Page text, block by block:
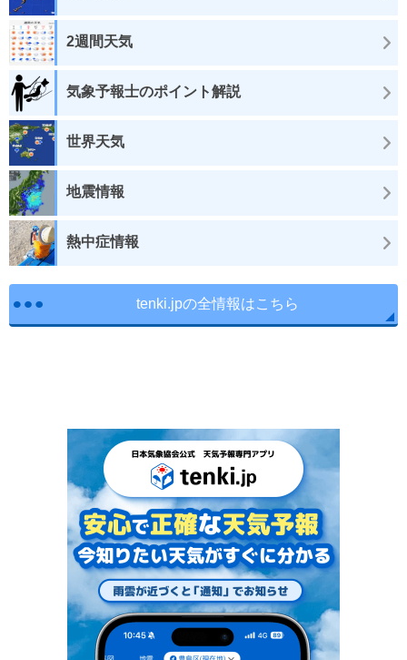
2週間天気
気象予報士のポイント解説
世界天気
地震情報
熱中症情報
tenki.jpの全情報はこちら